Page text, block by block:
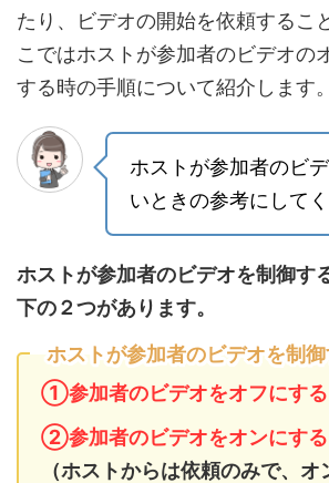
たり、ビデオの開始を依頼するこ
こではホストが参加者のビデオの
する時の手順について紹介します。
ホストが参加者のビ
いときの参考にして
ホストが参加者のビデオを制御す
下の２つがあります。
ホストが参加者のビデオを制
①参加者のビデオをオフにする
②参加者のビデオをオンにする
（ホストからは依頼のみで、オ